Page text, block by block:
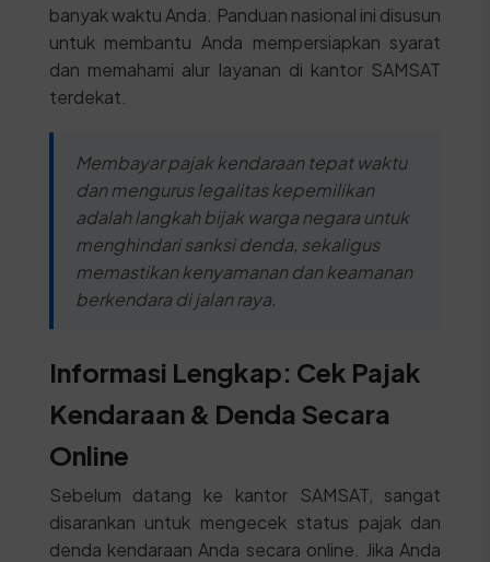
banyak waktu Anda. Panduan nasional ini disusun
untuk membantu Anda mempersiapkan syarat
dan memahami alur layanan di kantor SAMSAT
terdekat.
Membayar pajak kendaraan tepat waktu
dan mengurus legalitas kepemilikan
adalah langkah bijak warga negara untuk
menghindari sanksi denda, sekaligus
memastikan kenyamanan dan keamanan
berkendara di jalan raya.
Informasi Lengkap: Cek Pajak
Kendaraan & Denda Secara
Online
Sebelum datang ke kantor SAMSAT, sangat
disarankan untuk mengecek status pajak dan
denda kendaraan Anda secara online. Jika Anda